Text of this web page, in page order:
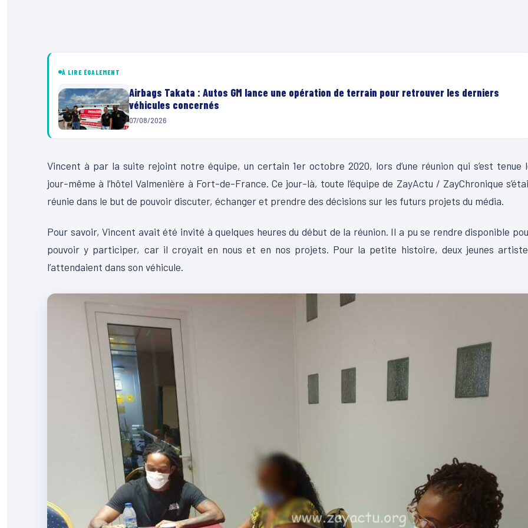
À LIRE ÉGALEMENT
Airbags Takata : Autos GM lance une opération de terrain pour retrouver les derniers
véhicules concernés
07/08/2026
Vincent à par la suite rejoint notre équipe, un certain 1er octobre 2020, lors d’une réunion qui s’est tenue
jour-même à l’hôtel Valmenière à Fort-de-France. Ce jour-là, toute l’équipe de ZayActu / ZayChronique
réunie dans le but de pouvoir discuter, échanger et prendre des décisions sur les futurs projets du média.
Pour savoir, Vincent avait été invité à quelques heures du début de la réunion. Il a pu se rendre disponible
pouvoir y participer, car il croyait en nous et en nos projets. Pour la petite histoire, deux jeunes
l’attendaient dans son véhicule.